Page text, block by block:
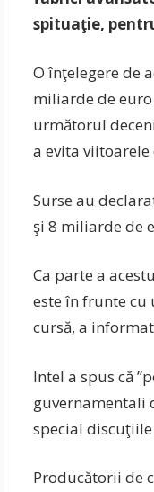
spituaţie,
O înţelegere de
miliarde de
următorul
a evita
Surse au
şi 8 miliarde de
Ca parte a
este în frunte cu
cursă, a
Intel a spus că
guvernamentali
special
Producătorii de